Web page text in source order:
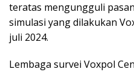
teratas mengungguli
simulasi yang dilakukan
juli 2024.
Lembaga survei Voxpol